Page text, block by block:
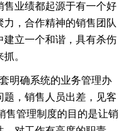
业绩都起源于有一个好
，合作精神的销售团队
立一个和谐，具有杀伤
。
确系统的业务管理办
，销售人员出差，见客
售管理制度的目的是让销